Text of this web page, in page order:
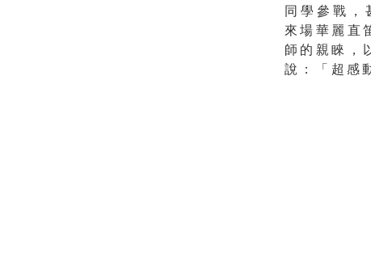
同學參戰，
來場華麗直
師的親睞，
說：「 超感